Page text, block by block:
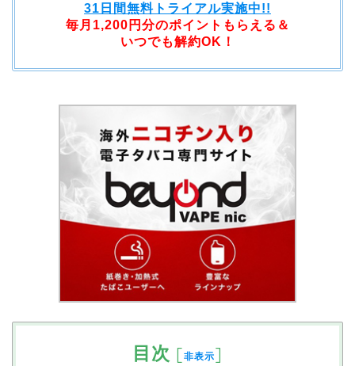
31日間無料トライアル実施中!!
毎月1,200円分のポイントもらえる＆
いつでも解約OK！
目次 [非表示]